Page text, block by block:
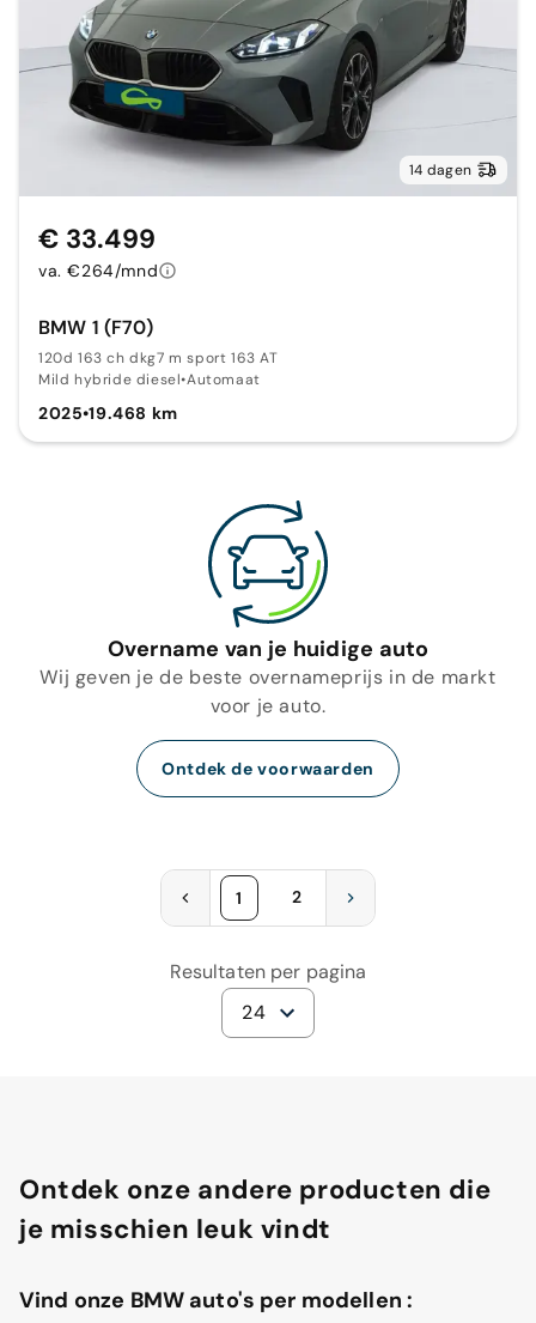
14 dagen
BMW 1 (F70)
120d 163 ch dkg7 m sport 163 AT
Mild hybride diesel•Automaat
2025•19.468 km
€ 33.499
va. €264/mnd
Overname van je huidige auto
Wij geven je de beste overnameprijs in de markt
voor je auto.
Ontdek de voorwaarden
1 2
Resultaten per pagina
24
Ontdek onze andere producten die
je misschien leuk vindt
Vind onze BMW auto's per modellen :